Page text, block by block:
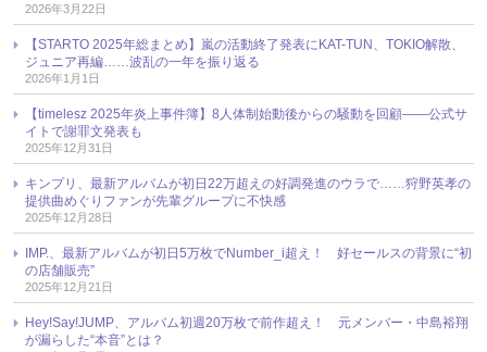
2026年3月22日
【STARTO 2025年総まとめ】嵐の活動終了発表にKAT-TUN、TOKIO解散、
ジュニア再編……波乱の一年を振り返る
2026年1月1日
【timelesz 2025年炎上事件簿】8人体制始動後からの騒動を回顧――公式サ
イトで謝罪文発表も
2025年12月31日
キンプリ、最新アルバムが初日22万超えの好調発進のウラで……狩野英孝の
提供曲めぐりファンが先輩グループに不快感
2025年12月28日
IMP.、最新アルバムが初日5万枚でNumber_i超え！ 好セールスの背景に“初
の店舗販売”
2025年12月21日
Hey!Say!JUMP、アルバム初週20万枚で前作超え！ 元メンバー・中島裕翔
が漏らした“本音”とは？